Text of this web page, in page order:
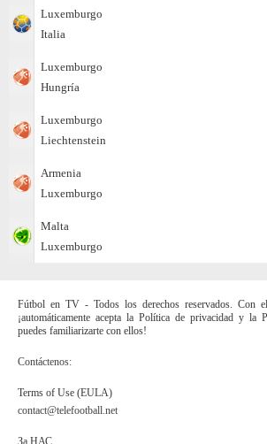
Luxemburgo
Italia
Luxemburgo
Hungría
Luxemburgo
Liechtenstein
Armenia
Luxemburgo
Malta
Luxemburgo
Fútbol en TV - Todos los derechos reservados. Con
¡automáticamente acepta la Política de privacidad y la
puedes familiarizarte con ellos!
Contáctenos:
Terms of Use (EULA)
contact@telefootball.net
За НАС